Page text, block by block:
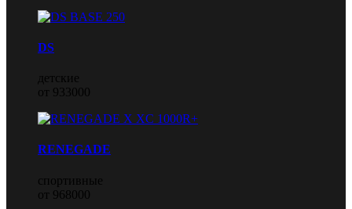
DS
детские
от 933000
RENEGADE
спортивные
от 968000